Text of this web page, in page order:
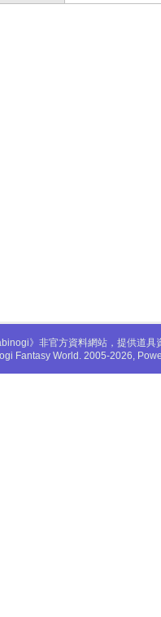
》非官方資料網站，提供道
Fantasy World. 2005-2026,